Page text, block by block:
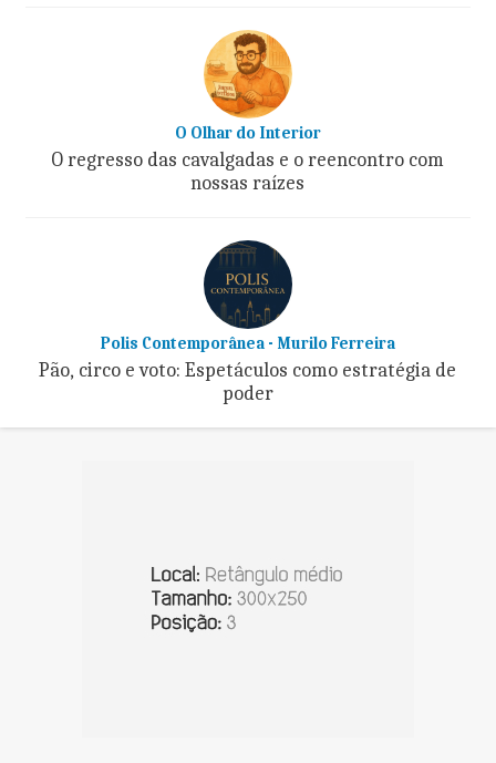
O Olhar do Interior
O regresso das cavalgadas e o reencontro com
nossas raízes
Polis Contemporânea - Murilo Ferreira
Pão, circo e voto: Espetáculos como estratégia de
poder